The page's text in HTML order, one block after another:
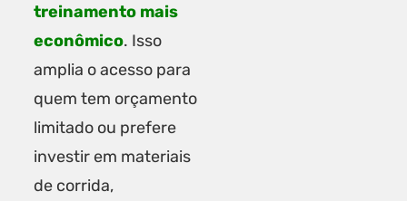
treinamento mais
econômico. Isso
amplia o acesso para
quem tem orçamento
limitado ou prefere
investir em materiais
de corrida,